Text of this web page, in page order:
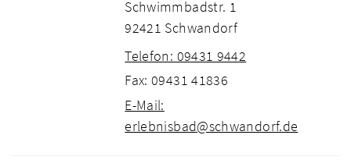
Schwimmbadstr. 1
92421 Schwandorf
Telefon: 09431 9442
Fax: 09431 41836
E-Mail:
erlebnisbad@schwandorf.de